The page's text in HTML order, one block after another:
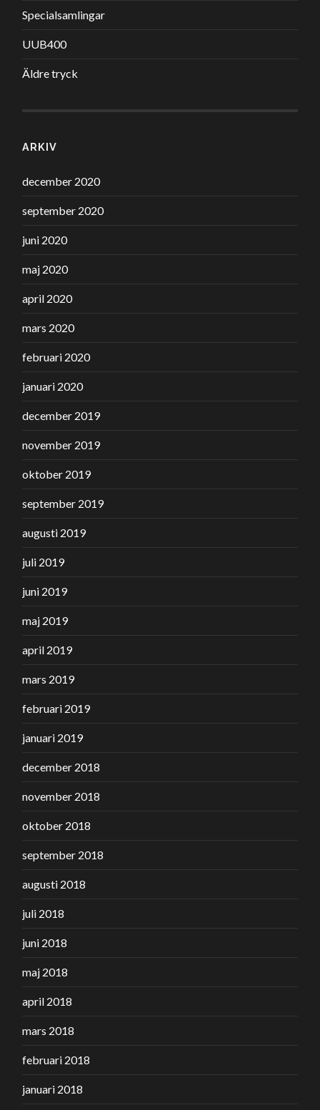
Specialsamlingar
UUB400
Äldre tryck
ARKIV
december 2020
september 2020
juni 2020
maj 2020
april 2020
mars 2020
februari 2020
januari 2020
december 2019
november 2019
oktober 2019
september 2019
augusti 2019
juli 2019
juni 2019
maj 2019
april 2019
mars 2019
februari 2019
januari 2019
december 2018
november 2018
oktober 2018
september 2018
augusti 2018
juli 2018
juni 2018
maj 2018
april 2018
mars 2018
februari 2018
januari 2018